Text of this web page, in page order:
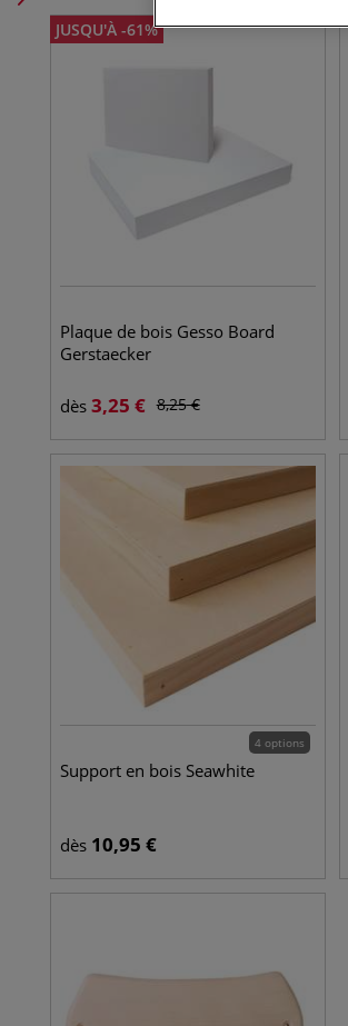
JUSQU'À-61%
Plaque de bois Gesso Board
Gerstaecker
dès 3,25 € 8,25€
4 options
Support en bois Seawhite
dès 10,95 €